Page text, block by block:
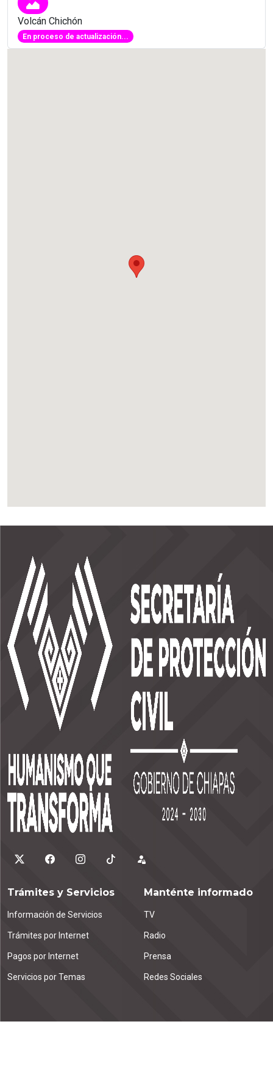
Volcán Chichón
En proceso de actualización...
Trámites y Servicios
Información de Servicios
Trámites por Internet
Pagos por Internet
Servicios por Temas
Manténte informado
TV
Radio
Prensa
Redes Sociales